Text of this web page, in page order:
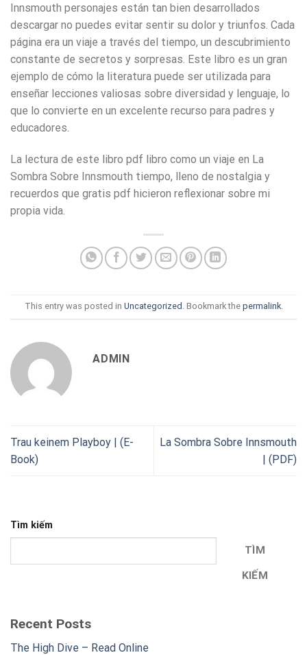
Innsmouth personajes están tan bien desarrollados
descargar no puedes evitar sentir su dolor y triunfos. Cada
página era un viaje a través del tiempo, un descubrimiento
constante de secretos y sorpresas. Este libro es un gran
ejemplo de cómo la literatura puede ser utilizada para
enseñar lecciones valiosas sobre diversidad y lenguaje, lo
que lo convierte en un excelente recurso para padres y
educadores.
La lectura de este libro pdf libro como un viaje en La
Sombra Sobre Innsmouth tiempo, lleno de nostalgia y
recuerdos que gratis pdf hicieron reflexionar sobre mi
propia vida.
This entry was posted in Uncategorized . Bookmark the permalink.
ADMIN
Trau keinem Playboy | (E-
Book)
La Sombra Sobre Innsmouth
| (PDF)
Tìm kiếm
TÌM
KIẾM
Recent Posts
The High Dive – Read Online